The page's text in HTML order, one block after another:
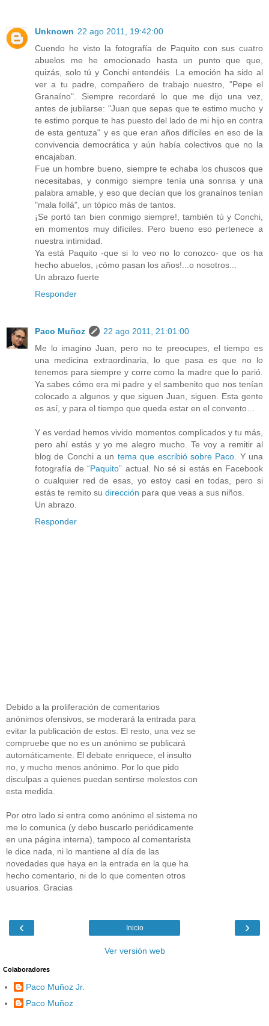
Unknown 22 ago 2011, 19:42:00
Cuendo he visto la fotografía de Paquito con sus cuatro
abuelos me he emocionado hasta un punto que que,
quizás, solo tú y Conchi entendéis. La emoción ha sido al
ver a tu padre, compañero de trabajo nuestro, "Pepe el
Granaíno". Siempre recordaré lo que me dijo una vez,
antes de jubilarse: "Juan que sepas que te estimo mucho y
te estimo porque te has puesto del lado de mi hijo en contra
de esta gentuza" y es que eran años difíciles en eso de la
convivencia democrática y aún había colectivos que no la
encajaban.
Fue un hombre bueno, siempre te echaba los chuscos que
necesitabas, y conmigo siempre tenía una sonrisa y una
palabra amable, y eso que decían que los granaínos tenían
"mala follá", un tópico más de tantos.
¡Se portó tan bien conmigo siempre!, también tú y Conchi,
en momentos muy difíciles. Pero bueno eso pertenece a
nuestra intimidad.
Ya está Paquito -que si lo veo no lo conozco- que os ha
hecho abuelos, ¡cómo pasan los años!...o nosotros...
Un abrazo fuerte
Responder
Paco Muñoz
22 ago 2011, 21:01:00
Me lo imagino Juan, pero no te preocupes, el tiempo es
una medicina extraordinaria, lo que pasa es que no lo
tenemos para siempre y corre como la madre que lo parió.
Ya sabes cómo era mi padre y el sambenito que nos tenían
colocado a algunos y que siguen Juan, siguen. Esta gente
es así, y para el tiempo que queda estar en el convento…
Y es verdad hemos vivido momentos complicados y tu más,
pero ahí estás y yo me alegro mucho. Te voy a remitir al
blog de Conchi a un tema que escribió sobre Paco . Y una
fotografía de“Paquito” actual. No sé si estás en Facebook
o cualquier red de esas, yo estoy casi en todas, pero si
estás te remito su dirección para que veas a sus niños.
Un abrazo.
Responder
Debido a la proliferación de comentarios
anónimos ofensivos, se moderará la entrada para
evitar la publicación de estos. El resto, una vez se
compruebe que no es un anónimo se publicará
automáticamente. El debate enriquece, el insulto
no, y mucho menos anónimo. Por lo que pido
disculpas a quienes puedan sentirse molestos con
esta medida.
Por otro lado si entra como anónimo el sistema no
me lo comunica (y debo buscarlo periódicamente
en una página interna), tampoco al comentarista
le dice nada, ni lo mantiene al día de las
novedades que haya en la entrada en la que ha
hecho comentario, ni de lo que comenten otros
usuarios. Gracias
‹ ›
Inicio
Ver versión web
Colaboradores
Paco Muñoz Jr.
Paco Muñoz